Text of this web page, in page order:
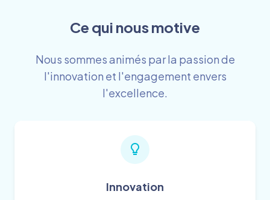
Ce qui nous motive
Nous sommes animés par la passion de
l'innovation et l'engagement envers
l'excellence.
Innovation